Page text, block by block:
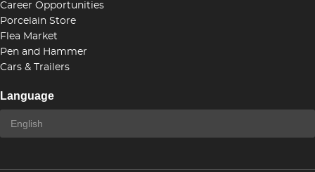
Career Opportunities
Porcelain Store
Flea Market
Pen and Hammer
Cars & Trailers
Language